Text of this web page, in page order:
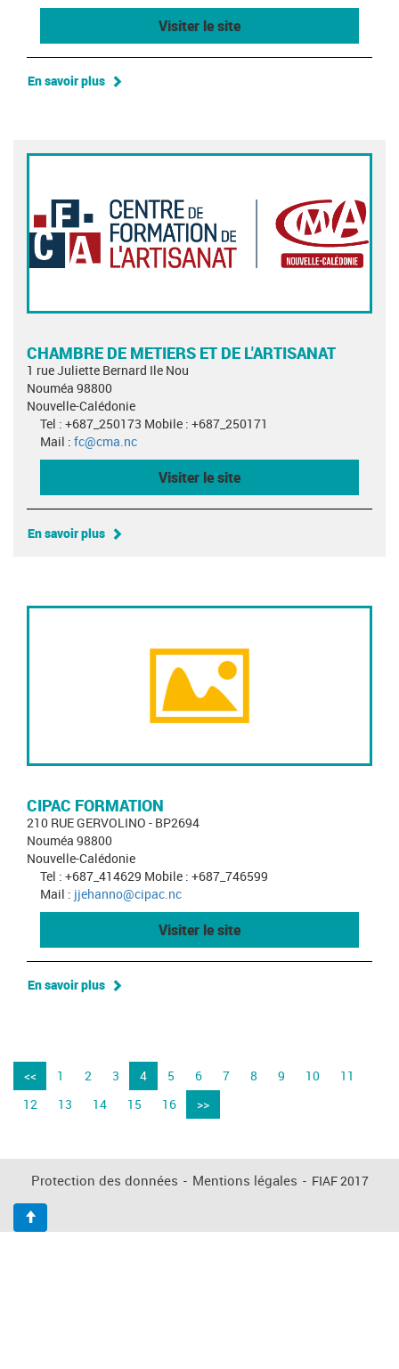
Visiter le site
En savoir plus
CHAMBRE DE METIERS ET DE L'ARTISANAT
1 rue Juliette Bernard Ile Nou
Nouméa 98800
Nouvelle-Calédonie
Tel : +687_250173 Mobile : +687_250171
Mail : fc@cma.nc
Visiter le site
En savoir plus
CIPAC FORMATION
210 RUE GERVOLINO - BP2694
Nouméa 98800
Nouvelle-Calédonie
Tel : +687_414629 Mobile : +687_746599
Mail : jjehanno@cipac.nc
Visiter le site
En savoir plus
<< 1 2 3 4 5 6 7 8 9 10
11
12
13 14 15 16 >>
Protection des données - Mentions légales - FIAF 2017